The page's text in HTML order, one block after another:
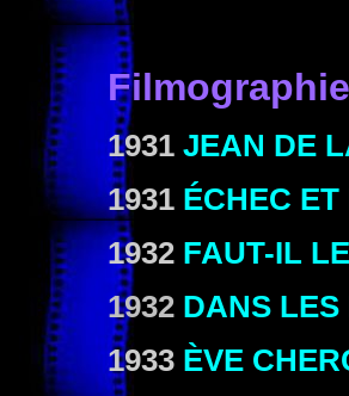
1931 JEAN DE
1931 ÉCHEC ET
1932 FAUT-IL
1932 DANS LES
1933 ÈVE